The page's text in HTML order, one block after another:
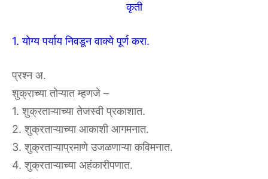
कृती
1. योग्य पर्याय निवडून वाक्ये पूर्ण करा.
प्रश्न अ.
शुक्राच्या तोऱ्यात म्हणजे –
1. शुक्रताऱ्याच्या तेजस्वी प्रकाशात.
2. शुक्रताऱ्याच्या आकाशी आगमनात.
3. शुक्रताऱ्याप्रमाणे उजळणाऱ्या कविमनात.
4. शुक्रताऱ्याच्या अहंकारीपणात.